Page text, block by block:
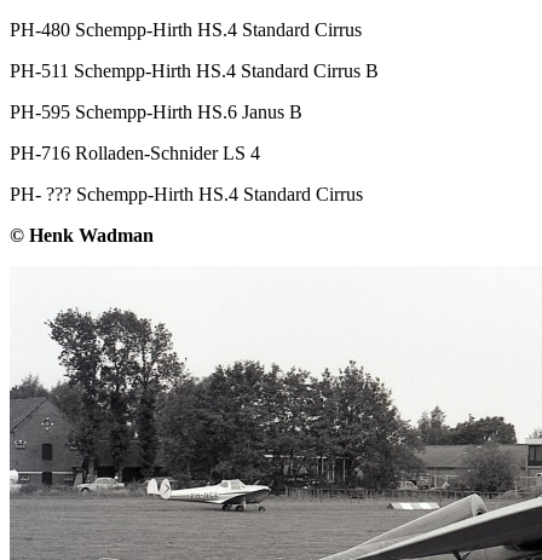
PH-480 Schempp-Hirth HS.4 Standard Cirrus
PH-511 Schempp-Hirth HS.4 Standard Cirrus B
PH-595 Schempp-Hirth HS.6 Janus B
PH-716 Rolladen-Schnider LS 4
PH- ??? Schempp-Hirth HS.4 Standard Cirrus
© Henk Wadman